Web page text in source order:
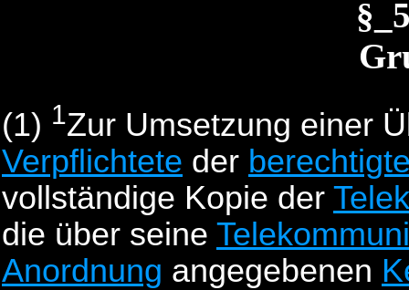
(1) 1Zur Umsetzung einer
Verpflichtete der
vollständige Kopie der
die über seine
Anordnung angegebenen